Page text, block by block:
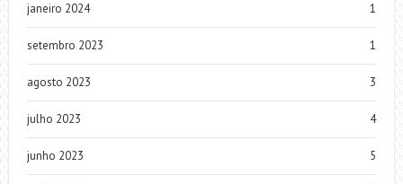
janeiro 2024 1
setembro 2023 1
agosto 2023 3
julho 2023 4
junho 2023 5